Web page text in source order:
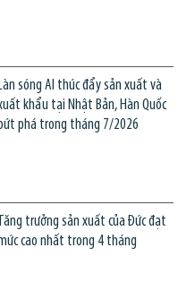
Làn sóng AI thúc đẩy sản xuất và
khẩu tại Nhật Bản, Hàn Quốc
phá trong tháng 7/2026
trưởng sản xuất của Đức đạt
cao nhất trong 4 tháng